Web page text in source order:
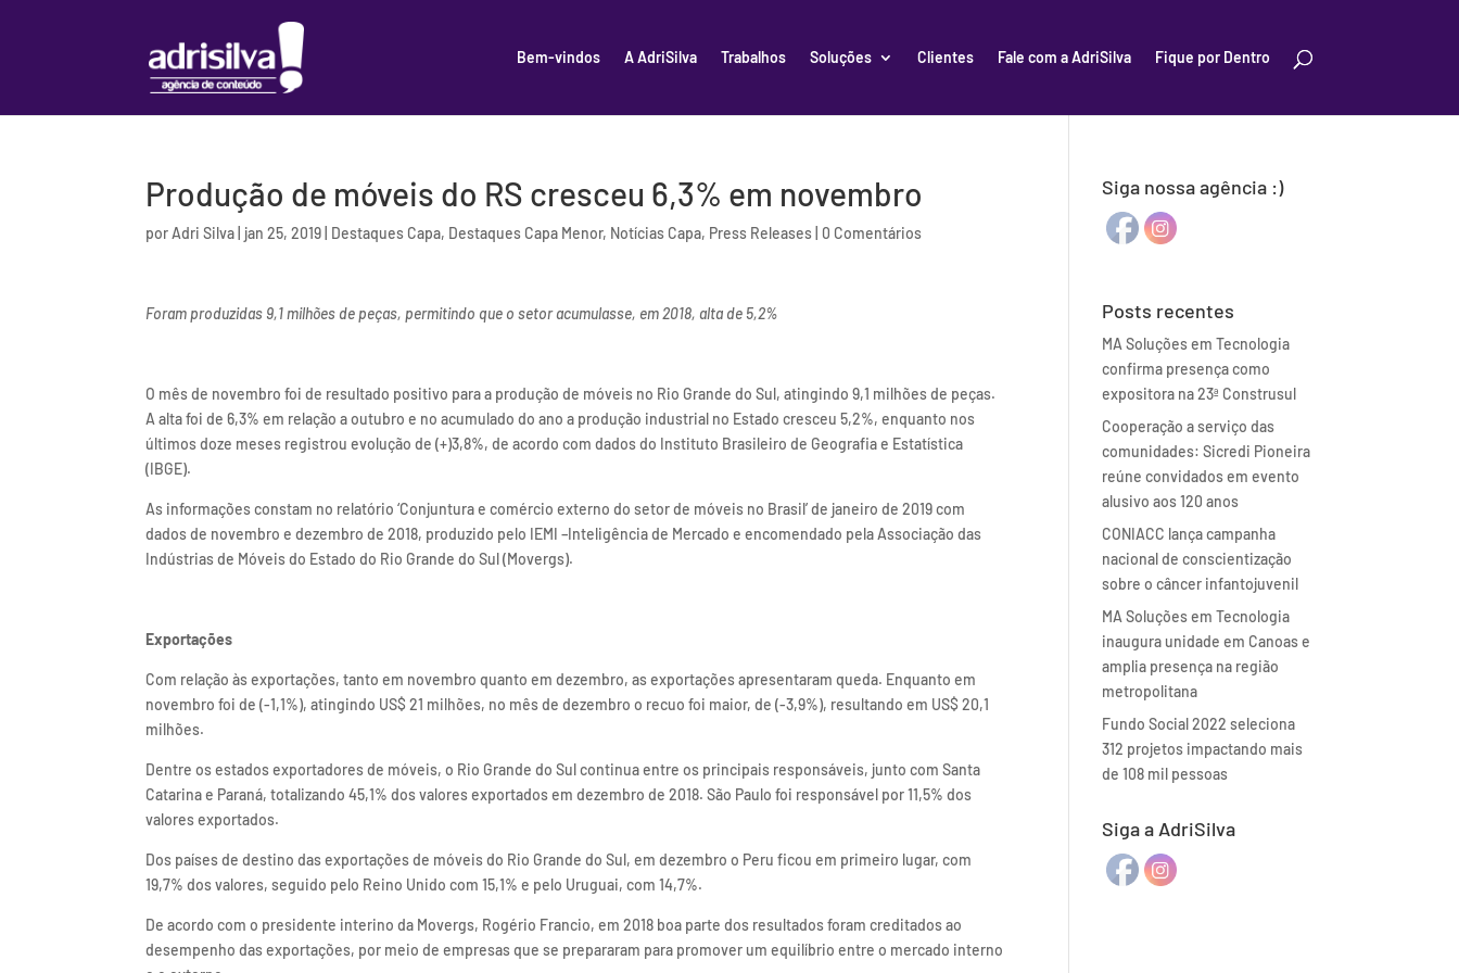
Bem-vindos A AdriSilva Trabalhos Soluções Clientes Fale com a AdriSilva Fique por Dentro
Produção de móveis do RS cresceu 6,3% em novembro
porAdri Silva jan 25, 2019 Destaques Capa, Destaques Capa Menor, Notícias Capa, Press Releases 0 Comentários
Foram produzidas 9,1 milhões de peças, permitindo que o setor acumulasse, em 2018, alta de 5,2%
O mês de novembro foi de resultado positivo para a produção de móveis no Rio Grande do Sul, atingindo 9,1 milhões de peças.
A alta foi de 6,3% em relação a outubro e no acumulado do ano a produção industrial no Estado cresceu 5,2%, enquanto nos
últimos doze meses registrou evolução de (+)3,8%, de acordo com dados do Instituto Brasileiro de Geografia e Estatística
(IBGE).
As informações constam no relatório ‘Conjuntura e comércio externo do setor de móveis no Brasil’ de janeiro de 2019 com
dados de novembro e dezembro de 2018, produzido pelo IEMI –Inteligência de Mercado e encomendado pela Associação das
Indústrias de Móveis do Estado do Rio Grande do Sul (Movergs).
Exportações
Com relação às exportações, tanto em novembro quanto em dezembro, as exportações apresentaram queda. Enquanto em
novembro foi de (-1,1%), atingindo US$ 21 milhões, no mês de dezembro o recuo foi maior, de (-3,9%), resultando em US$ 20,1
milhões.
Dentre os estados exportadores de móveis, o Rio Grande do Sul continua entre os principais responsáveis, junto com Santa
Catarina e Paraná, totalizando 45,1% dos valores exportados em dezembro de 2018. São Paulo foi responsável por 11,5% dos
valores exportados.
Dos países de destino das exportações de móveis do Rio Grande do Sul, em dezembro o Peru ficou em primeiro lugar, com
19,7% dos valores, seguido pelo Reino Unido com 15,1% e pelo Uruguai, com 14,7%.
De acordo com o presidente interino da Movergs, Rogério Francio, em 2018 boa parte dos resultados foram creditados ao
desempenho das exportações, por meio de empresas que se prepararam para promover um equilíbrio entre o mercado interno
Siga nossa agência :)
Posts recentes
MA Soluções em Tecnologia
confirma presença como
expositora na 23ª Construsul
Cooperação a serviço das
comunidades: Sicredi Pioneira
reúne convidados em evento
alusivo aos 120 anos
CONIACC lança campanha
nacional de conscientização
sobre o câncer infantojuvenil
MA Soluções em Tecnologia
inaugura unidade em Canoas e
amplia presença na região
metropolitana
Fundo Social 2022 seleciona
312 projetos impactando mais
de 108 mil pessoas
Siga a AdriSilva